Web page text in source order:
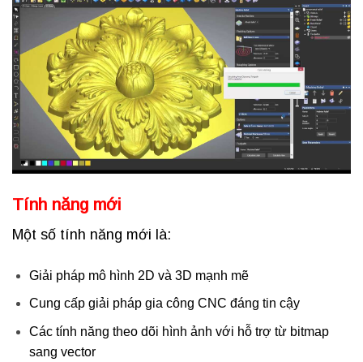
Tính năng mới
Một số tính năng mới là:
Giải pháp mô hình 2D và 3D mạnh mẽ
Cung cấp giải pháp gia công CNC đáng tin cậy
Các tính năng theo dõi hình ảnh với hỗ trợ từ bitmap
sang vector